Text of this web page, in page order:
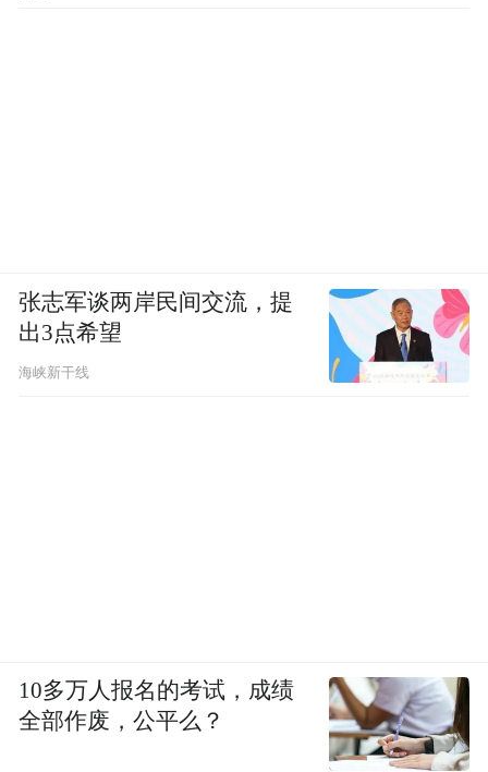
张志军谈两岸民间交流，提
出3点希望
海峡新干线
10多万人报名的考试，成绩
全部作废，公平么？